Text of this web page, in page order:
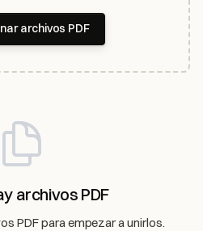
archivos PDF
archivos PDF
PDF para empezar a unirlos.